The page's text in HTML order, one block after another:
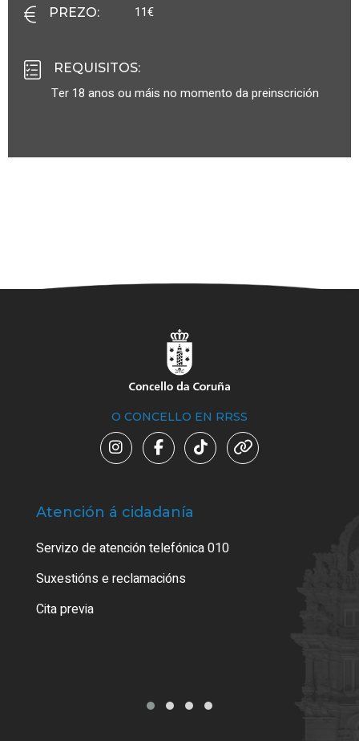
PREZO: 11€
REQUISITOS:
Ter 18 anos ou máis no momento da preinscrición
O CONCELLO EN RRSS
Atención á cidadanía
Servizo de atención telefónica 010
Suxestións e reclamacións
Cita previa